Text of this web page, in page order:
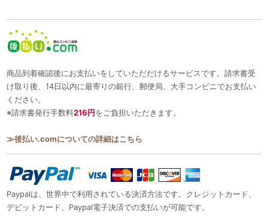
商品到着確認後にお支払いをしていただだけるサービスです。請求書受
け取り後、14日以内に最寄りの銀行、郵便局、大手コンビニでお支払い
ください。
※請求書発行手数料216円をご負担いただきます。
≫後払い.comについての詳細はこちら
Paypalは、世界中で利用されている決済方法です。クレジットカード、
デビットカード、Paypal電子決済での支払いが可能です。